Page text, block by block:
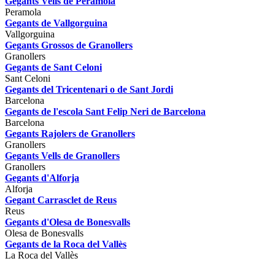
Peramola
Gegants de Vallgorguina
Vallgorguina
Gegants Grossos de Granollers
Granollers
Gegants de Sant Celoni
Sant Celoni
Gegants del Tricentenari o de Sant Jordi
Barcelona
Gegants de l'escola Sant Felip Neri de Barcelona
Barcelona
Gegants Rajolers de Granollers
Granollers
Gegants Vells de Granollers
Granollers
Gegants d'Alforja
Alforja
Gegant Carrasclet de Reus
Reus
Gegants d'Olesa de Bonesvalls
Olesa de Bonesvalls
Gegants de la Roca del Vallès
La Roca del Vallès